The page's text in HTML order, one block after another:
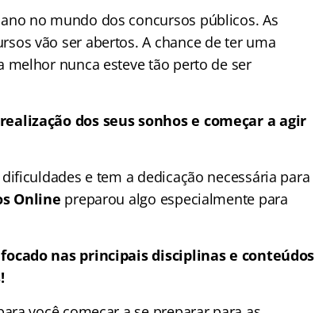
no mundo dos concursos públicos. As
vão ser abertos. A chance de ter uma
nunca esteve tão perto de ser
dos seus sonhos e começar a agir
e tem a dedicação necessária para
Online preparou algo especialmente para
nas principais disciplinas e conteúdos